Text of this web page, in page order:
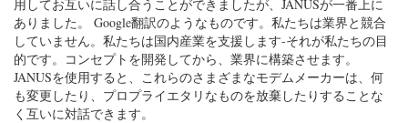
用してお互いに話し合うことができましたが、JANUSが一番上に
ありました。 Google翻訳のようなものです。私たちは業界と競合
していません。私たちは国内産業を支援します-それが私たちの目
的です。コンセプトを開発してから、業界に構築させます。
JANUSを使用すると、これらのさまざまなモデムメーカーは、何
も変更したり、プロプライエタリなものを放棄したりすることな
く互いに対話できます。